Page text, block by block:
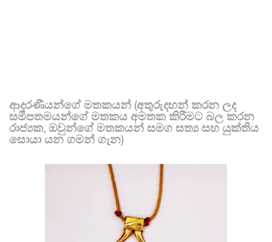
ආදරණීයන්ගේ මතකයන් (අතුරුදහන් කරන ලද
සමීපතමයන්ගේ මතකය අමතක කිරීමට බල කරන
රාජ්‍යක, ඔවුන්ගේ මතකයන් සමග සත්‍ය සහ යුක්තිය
සොයා යන ගමන් ගැන)